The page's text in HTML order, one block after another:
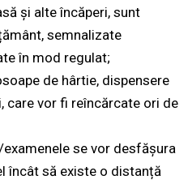
și alte încăperi, sunt
semnalizate
în mod regulat;
de hârtie, dispensere
care vor fi reîncărcate ori de
se vor desfășura
încât să existe o distanță